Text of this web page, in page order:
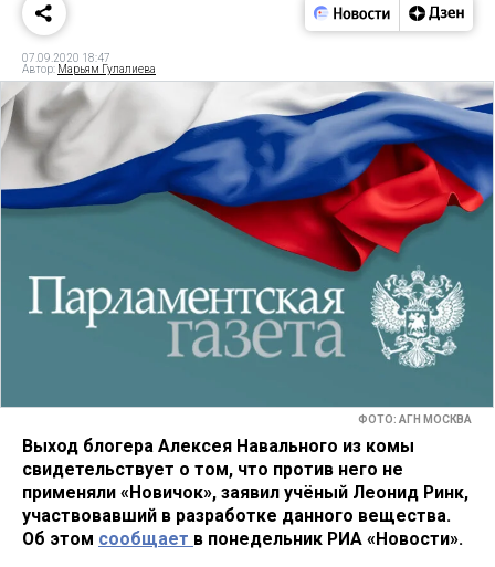
07.09.2020 18:47
Автор: Марьям Гулалиева
ФОТО: АГН МОСКВА
Выход блогера Алексея Навального из комы
свидетельствует о том, что против него не
применяли «Новичок», заявил учёный Леонид Ринк,
участвовавший в разработке данного вещества.
Об этом сообщает в понедельник РИА «Новости».